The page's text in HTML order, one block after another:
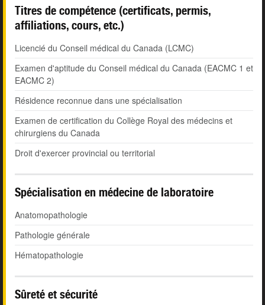
Titres de compétence (certificats, permis,
affiliations, cours, etc.)
Licencié du Conseil médical du Canada (LCMC)
Examen d'aptitude du Conseil médical du Canada (EACMC 1 et
EACMC 2)
Résidence reconnue dans une spécialisation
Examen de certification du Collège Royal des médecins et
chirurgiens du Canada
Droit d'exercer provincial ou territorial
Spécialisation en médecine de laboratoire
Anatomopathologie
Pathologie générale
Hématopathologie
Sûreté et sécurité